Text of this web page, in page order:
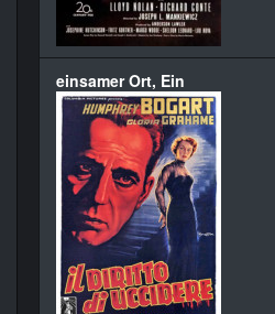
einsamer Ort, Ein